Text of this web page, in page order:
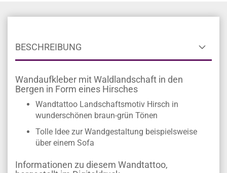
BESCHREIBUNG
Wandaufkleber mit Waldlandschaft in den
Bergen in Form eines Hirsches
Wandtattoo Landschaftsmotiv Hirsch in
wunderschönen braun-grün Tönen
Tolle Idee zur Wandgestaltung beispielsweise
über einem Sofa
Informationen zu diesem Wandtattoo,